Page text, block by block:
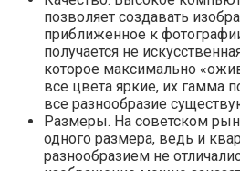
позволяет создавать
приближенное к
получается не
которое максимально
все цвета яркие, их гамма
все разнообразие
Размеры. На советском
одного размера, ведь и
разнообразием не